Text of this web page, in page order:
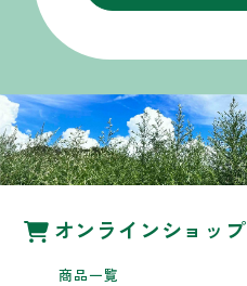
オンラインショップ
商品一覧